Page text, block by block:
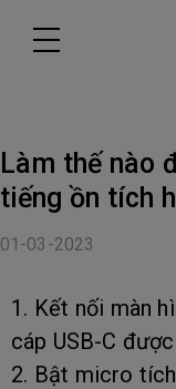
Làm thế nào
tiếng ồn tích
01-03-2023
1. Kết nối màn
cáp USB-C
2. Bật micro